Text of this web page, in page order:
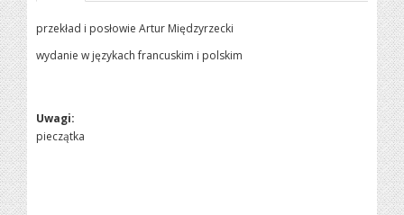
przekład i posłowie Artur Międzyrzecki
wydanie w językach francuskim i polskim
Uwagi:
pieczątka